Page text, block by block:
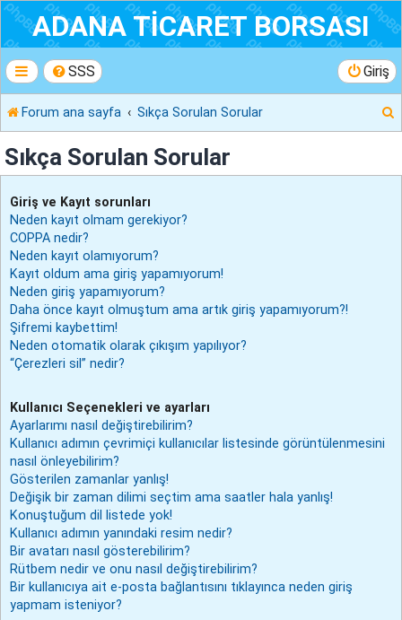
ADANA TİCARET BORSASI
SSS Giriş
Forum ana sayfa Sıkça Sorulan Sorular
Sıkça Sorulan Sorular
Giriş ve Kayıt sorunları
Neden kayıt olmam gerekiyor?
COPPA nedir?
Neden kayıt olamıyorum?
Kayıt oldum ama giriş yapamıyorum!
Neden giriş yapamıyorum?
Daha önce kayıt olmuştum ama artık giriş yapamıyorum?!
Şifremi kaybettim!
Neden otomatik olarak çıkışım yapılıyor?
“Çerezleri sil” nedir?
Kullanıcı Seçenekleri ve ayarları
Ayarlarımı nasıl değiştirebilirim?
Kullanıcı adımın çevrimiçi kullanıcılar listesinde görüntülenmesini
nasıl önleyebilirim?
Gösterilen zamanlar yanlış!
Değişik bir zaman dilimi seçtim ama saatler hala yanlış!
Konuştuğum dil listede yok!
Kullanıcı adımın yanındaki resim nedir?
Bir avatarı nasıl gösterebilirim?
Rütbem nedir ve onu nasıl değiştirebilirim?
Bir kullanıcıya ait e-posta bağlantısını tıklayınca neden giriş
yapmam isteniyor?